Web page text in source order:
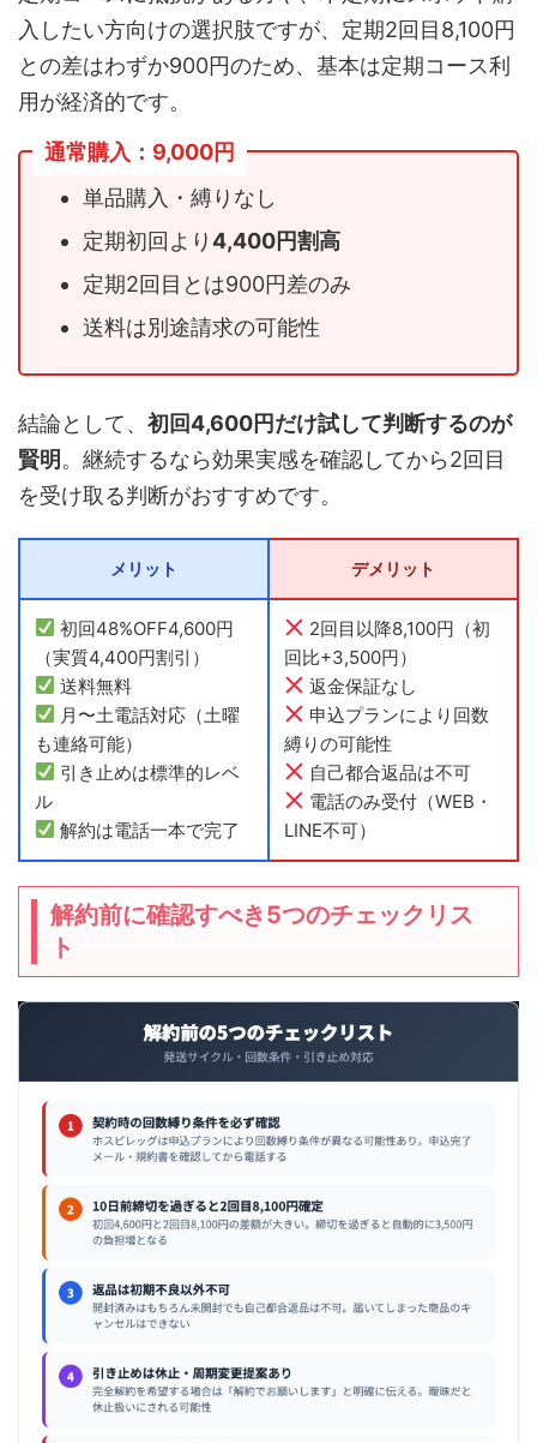
入したい方向けの選択肢ですが、定期2回目8,100円
との差はわずか900円のため、基本は定期コース利
用が経済的です。
通常購入：9,000円
単品購入・縛りなし
定期初回より4,400円割高
定期2回目とは900円差のみ
送料は別途請求の可能性
結論として、 初回4,600円だけ試して判断するのが
賢明 。継続するなら効果実感を確認してから2回目
を受け取る判断がおすすめです。
メリット デメリット
初回48%OFF4,600円
（実質4,400円割引）
送料無料
月〜土電話対応（土曜
も連絡可能）
引き止めは標準的レベ
ル
解約は電話一本で完了
2回目以降8,100円（初
回比+3,500円）
返金保証なし
申込プランにより回数
縛りの可能性
自己都合返品は不可
電話のみ受付（WEB・
LINE不可）
解約前に確認すべき5つのチェックリス
ト